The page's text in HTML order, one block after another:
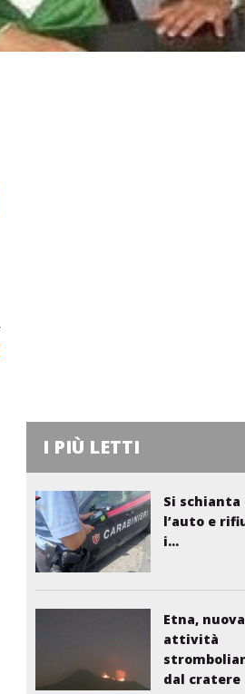
I PIÙ LETTI
Si schianta
l’auto e
i...
Etna, nuova
attività
dal cratere